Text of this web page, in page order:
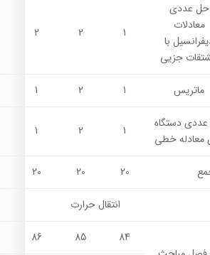
حل عددي
معادلات
با
جزيي
1
2
2
ماتريس 1
2
1
دستگاه
معادله خطي
1
2
1
20
20
20
انتقال حرارت
84
85
86